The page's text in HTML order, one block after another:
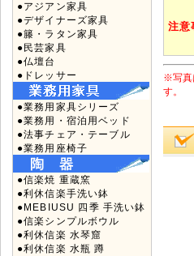
●アジアン家具
●デザイナーズ家具
●籐・ラタン家具
●民芸家具
●仏壇台
●ドレッサー
●業務用家具シリーズ
●業務用・宿泊用ベッド
●法事チェア・テーブル
●業務用座椅子
●信楽焼 重蔵窯
●利休信楽手洗い鉢
●MEBIUSU 四季 手洗い鉢
●信楽シンプルボウル
●利休信楽 水琴窟
●利休信楽 水瓶 蹲
注意
※写真
す。